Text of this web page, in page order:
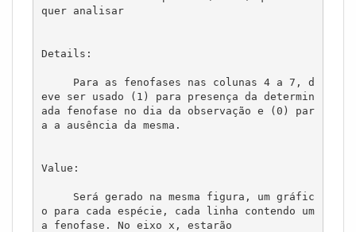
quer analisar
Details:
eve ser usado (1) para presença da determin
ada fenofase no dia da observação e (0) par
a a ausência da mesma.
Value:
o para cada espécie, cada linha contendo um
a fenofase. No eixo x, estarão